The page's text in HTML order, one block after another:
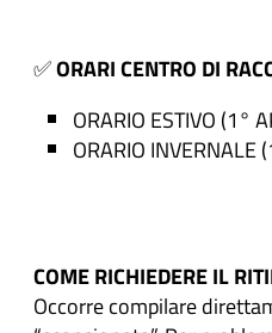
✅ORARI CENTRO DI
ORARIO ESTIVO (1°
ORARIO
COME RICHIEDERE IL
Occorre compilare